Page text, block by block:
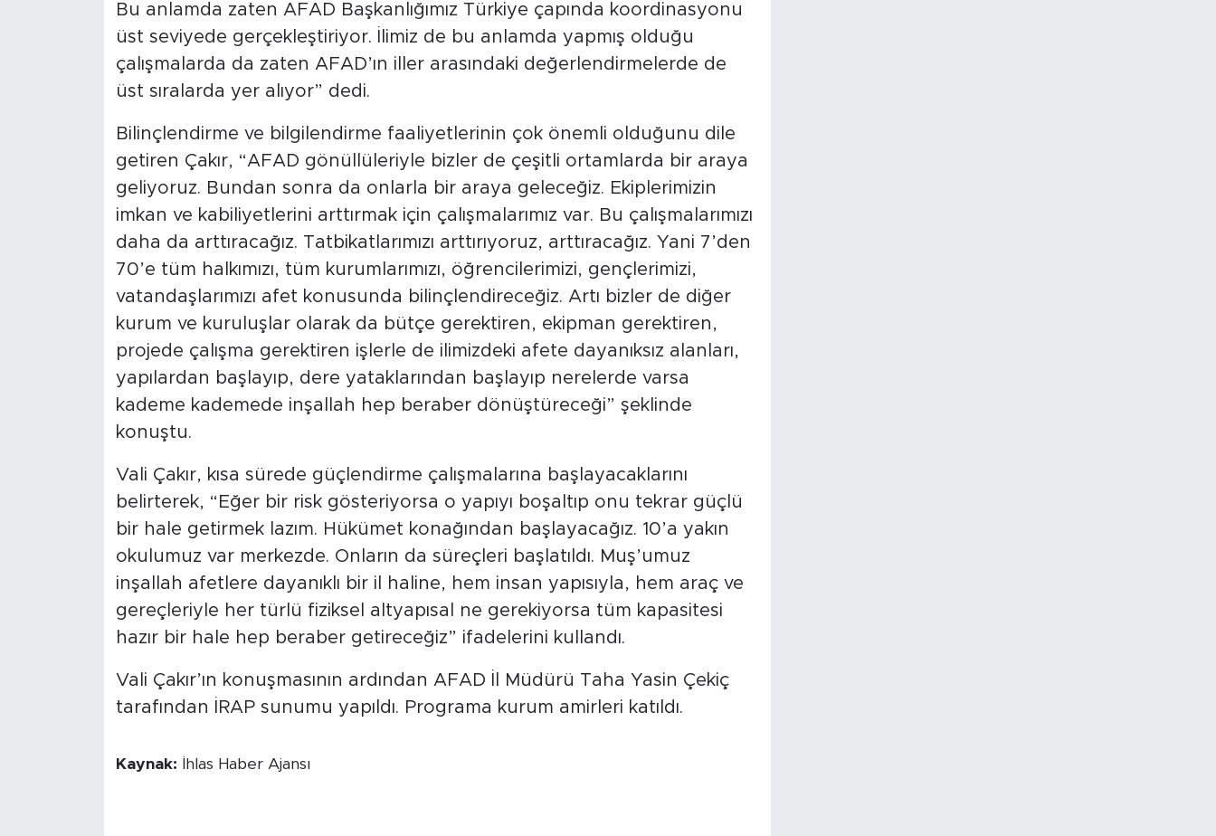
Bu anlamda zaten AFAD Başkanlığımız Türkiye çapında koordinasyonu
üst seviyede gerçekleştiriyor. İlimiz de bu anlamda yapmış olduğu
çalışmalarda da zaten AFAD’ın iller arasındaki değerlendirmelerde de
üst sıralarda yer alıyor” dedi.
Bilinçlendirme ve bilgilendirme faaliyetlerinin çok önemli olduğunu dile
getiren Çakır, “AFAD gönüllüleriyle bizler de çeşitli ortamlarda bir araya
geliyoruz. Bundan sonra da onlarla bir araya geleceğiz. Ekiplerimizin
imkan ve kabiliyetlerini arttırmak için çalışmalarımız var. Bu çalışmalarımızı
daha da arttıracağız. Tatbikatlarımızı arttırıyoruz, arttıracağız. Yani 7’den
70’e tüm halkımızı, tüm kurumlarımızı, öğrencilerimizi, gençlerimizi,
vatandaşlarımızı afet konusunda bilinçlendireceğiz. Artı bizler de diğer
kurum ve kuruluşlar olarak da bütçe gerektiren, ekipman gerektiren,
projede çalışma gerektiren işlerle de ilimizdeki afete dayanıksız alanları,
yapılardan başlayıp, dere yataklarından başlayıp nerelerde varsa
kademe kademede inşallah hep beraber dönüştüreceği” şeklinde
konuştu.
Vali Çakır, kısa sürede güçlendirme çalışmalarına başlayacaklarını
belirterek, “Eğer bir risk gösteriyorsa o yapıyı boşaltıp onu tekrar güçlü
bir hale getirmek lazım. Hükümet konağından başlayacağız. 10’a yakın
okulumuz var merkezde. Onların da süreçleri başlatıldı. Muş’umuz
inşallah afetlere dayanıklı bir il haline, hem insan yapısıyla, hem araç ve
gereçleriyle her türlü fiziksel altyapısal ne gerekiyorsa tüm kapasitesi
hazır bir hale hep beraber getireceğiz” ifadelerini kullandı.
Vali Çakır’ın konuşmasının ardından AFAD İl Müdürü Taha Yasin Çekiç
tarafından İRAP sunumu yapıldı. Programa kurum amirleri katıldı.
Kaynak: İhlas Haber Ajansı